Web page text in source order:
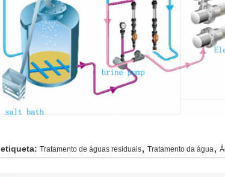
etiqueta: Tratamento de águas residuais Tratamento da água